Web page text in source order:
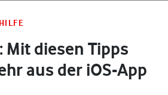
Mit diesen Tipps
aus der iOS-App